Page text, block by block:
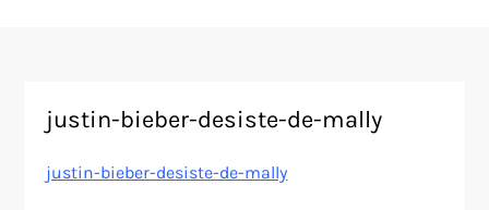
justin-bieber-desiste-de-mally
justin-bieber-desiste-de-mally